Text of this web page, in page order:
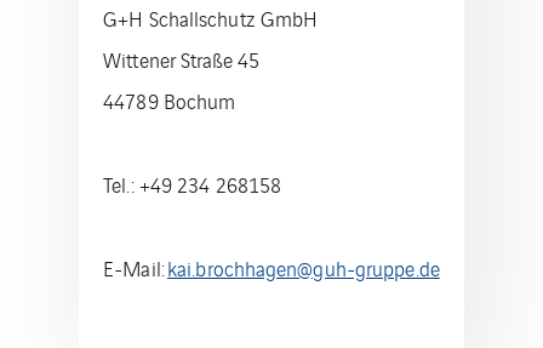
G+H Schallschutz GmbH
Wittener Straße 45
44789 Bochum
Tel.: +49 234 268158
E-Mail:kai.brochhagen@guh-gruppe.de